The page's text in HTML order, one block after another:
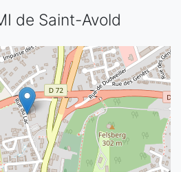
de Saint-Avold